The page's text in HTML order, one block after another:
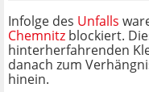
Infolge des Unfalls
Chemnitz blockiert.
hinterherfahrenden
danach zum
hinein.